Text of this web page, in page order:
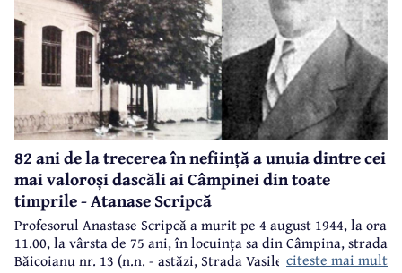
82 ani de la trecerea în neființă a unuia dintre cei
mai valoroși dascăli ai Câmpinei din toate
timprile - Atanase Scripcă
Profesorul Anastase Scripcă a murit pe 4 august 1944, la ora
11.00, la vârsta de 75 ani, în locuinţa sa din Câmpina, strada
Băicoianu nr. 13 (n.n. - astăzi, Strada Vasile Alecsandri).
citeste mai mult